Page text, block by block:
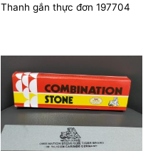
Thanh gắn thực đơn 197704